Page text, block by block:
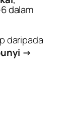
dalam
daripada
→